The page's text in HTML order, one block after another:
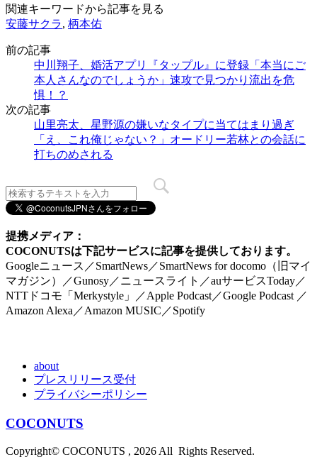
関連キーワードから記事を見る
安藤サクラ, 柄本佑
前の記事
中川翔子、婚活アプリ『タップル』に登録「本当にご
本人さんなのでしょうか」速攻で見つかり流出を危
惧！？
次の記事
山里亮太、星野源の嫌いなタイプに当てはまり過ぎ
「え、これ俺じゃない？」オードリー若林との会話に
打ちのめされる
提携メディア：
COCONUTSは下記サービスに記事を提供しております。
Googleニュース／SmartNews／SmartNews for docomo（旧マイ
マガジン）／Gunosy／ニュースライト／auサービスToday／
NTTドコモ「Merkystyle」／Apple Podcast／Google Podcast ／
Amazon Alexa／Amazon MUSIC／Spotify
about
プレスリリース受付
プライバシーポリシー
COCONUTS
Copyright© COCONUTS , 2026 All Rights Reserved.